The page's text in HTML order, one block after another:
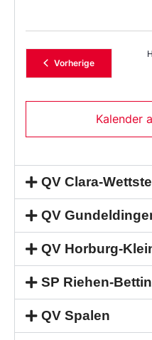
Vorherige
Kalender
QV Clara-
QV
QV Horburg-
SP Riehen-
QV Spalen